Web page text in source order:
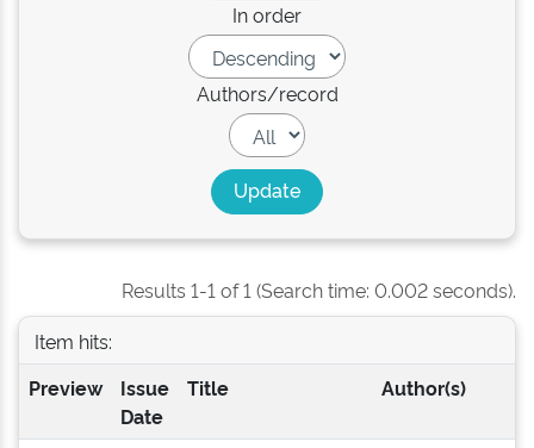
In order
Authors/record
Results 1-1 of 1 (Search time: 0.002 seconds).
Item hits:
Preview
Issue
Date
Title Author(s)